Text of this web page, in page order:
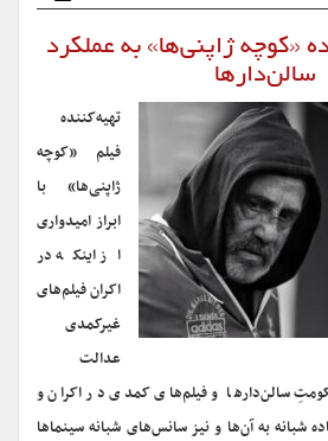
«کوچه ژاپنی‌ها» به عملکرد
سالن‌دارها
تهیه‌کننده
فیلم «کوچه
ژاپنی‌ها» با
ابراز امیدواری
از اینکه در
اکران فیلم‌های
غیرکمدی
عدالت
سالن‌دارها و فیلم‌های کمدی در اکران و
شبانه به آن‌ها و نیز سانس‌های شبانه سینماها